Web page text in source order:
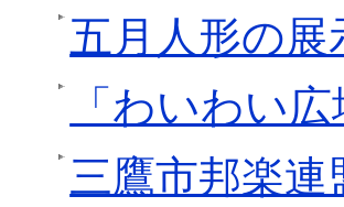
五月人形の展
「わいわい
三鷹市邦楽連